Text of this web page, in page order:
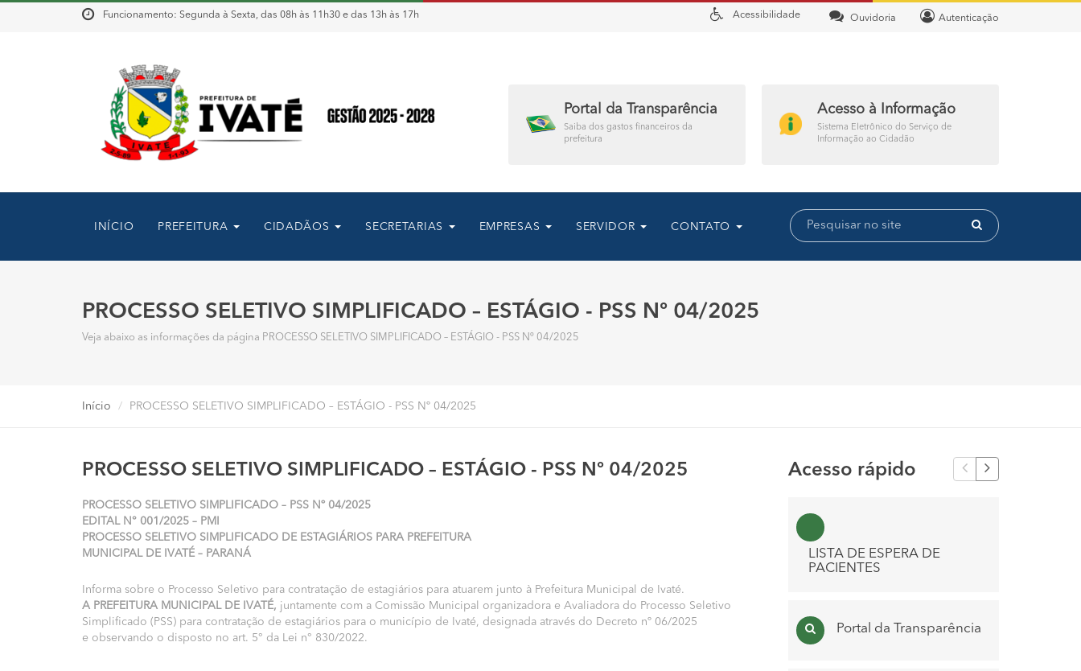
Autenticação
Ouvidoria
Acessibilidade
Funcionamento: Segunda à Sexta, das 08h às 11h30 e das 13h às 17h
Acesso à Informação
Sistema Eletrônico do Serviço de
Informação ao Cidadão
Portal da Transparência
Saiba dos gastos financeiros da
prefeitura
INÍCIO PREFEITURA CIDADÃOS SECRETARIAS EMPRESAS SERVIDOR CONTATO
PROCESSO SELETIVO SIMPLIFICADO – ESTÁGIO - PSS Nº 04/2025
Veja abaixo as informações da página PROCESSO SELETIVO SIMPLIFICADO – ESTÁGIO - PSS Nº 04/2025
Início PROCESSO SELETIVO SIMPLIFICADO – ESTÁGIO - PSS Nº 04/2025
PROCESSO SELETIVO SIMPLIFICADO – ESTÁGIO - PSS Nº 04/2025
PROCESSO SELETIVO SIMPLIFICADO – PSS Nº 04/2025
EDITAL N° 001/2025 – PMI
PROCESSO SELETIVO SIMPLIFICADO DE ESTAGIÁRIOS PARA PREFEITURA
MUNICIPAL DE IVATÉ – PARANÁ
Informa sobre o Processo Seletivo para contratação de estagiários para atuarem junto à Prefeitura Municipal de Ivaté.
A PREFEITURA MUNICIPAL DE IVATÉ, juntamente com a Comissão Municipal organizadora e Avaliadora do Processo Seletivo
Simplificado (PSS) para contratação de estagiários para o município de Ivaté, designada através do Decreto nº 06/2025
e observando o disposto no art. 5° da Lei n° 830/2022.
Acesso rápido
LISTA DE ESPERA DE
PACIENTES
Portal da Transparência